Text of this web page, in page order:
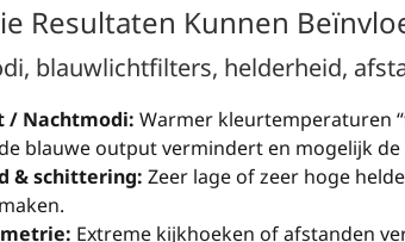
Resultaten Kunnen
blauwlichtfilters, helderheid,
/ Nachtmodi: Warmer kleurtemperaturen
blauwe output vermindert en mogelijk
& schittering: Zeer lage of zeer hoge
Extreme kijkhoeken of afstanden